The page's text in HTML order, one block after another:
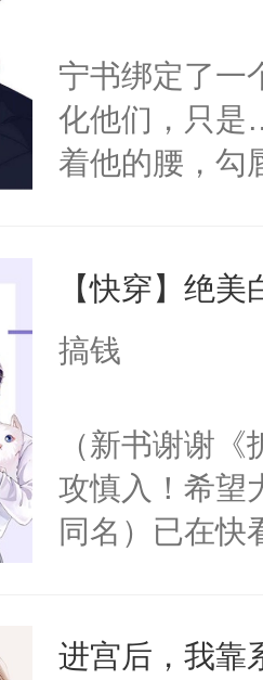
宁书绑定了一
化他们，只是
着他的腰，勾
来，给老公
用力——为你
【快穿】绝
搞钱
（新书谢谢
攻慎入！希望
同名）已在快
成为所有白莲
进宫后，我靠